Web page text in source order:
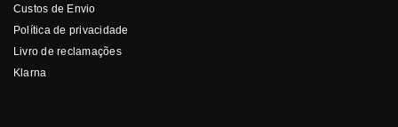
Custos de Envio
Política de privacidade
Livro de reclamações
Klarna